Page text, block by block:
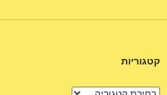
קטגוריות
קטגוריות